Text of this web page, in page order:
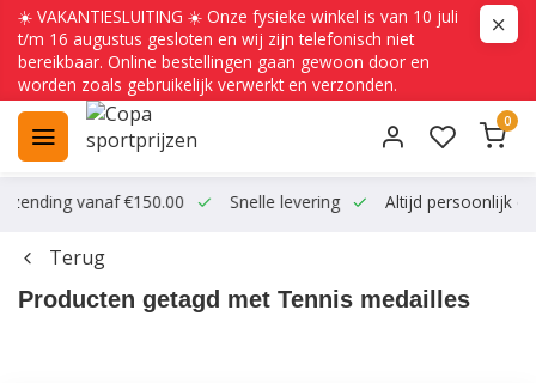
☀️ VAKANTIESLUITING ☀️ Onze fysieke winkel is van 10 juli
t/m 16 augustus gesloten en wij zijn telefonisch niet
bereikbaar. Online bestellingen gaan gewoon door en
worden zoals gebruikelijk verwerkt en verzonden.
0
vanaf €150.00 Snelle levering Altijd persoonlijk
Terug
Producten getagd met Tennis medailles